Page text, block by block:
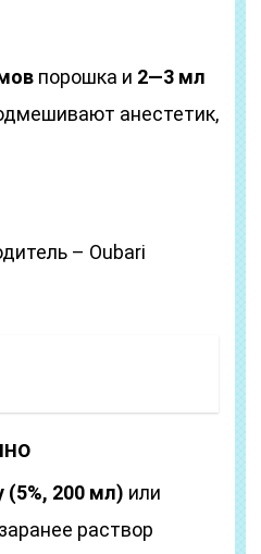
порошка и 2—3 мл
анестетик,
– Oubari
(5%, 200 мл) или
раствор